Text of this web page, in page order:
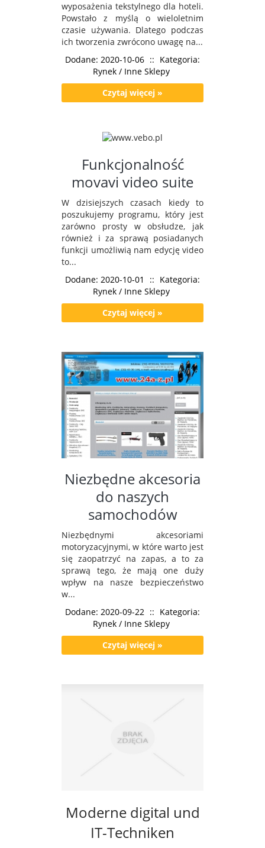
wyposażenia tekstylnego dla hoteli.
Powstało z myślą o wieloletnim
czasie używania. Dlatego podczas
ich tworzenia zwrócono uwagę na...
Dodane: 2020-10-06 :: Kategoria:
Rynek / Inne Sklepy
Czytaj więcej »
Funkcjonalność
movavi video suite
W dzisiejszych czasach kiedy to
poszukujemy programu, który jest
zarówno prosty w obsłudze, jak
również i za sprawą posiadanych
funkcji umożliwią nam edycję video
to...
Dodane: 2020-10-01
:: Kategoria:
Rynek / Inne Sklepy
Czytaj więcej »
Niezbędne akcesoria
do naszych
samochodów
Niezbędnymi akcesoriami
motoryzacyjnymi, w które warto jest
się zaopatrzyć na zapas, a to za
sprawą tego, że mają one duży
wpływ na nasze bezpieczeństwo
w...
Dodane: 2020-09-22 :: Kategoria:
Rynek / Inne Sklepy
Czytaj więcej »
Moderne digital und
IT-Techniken